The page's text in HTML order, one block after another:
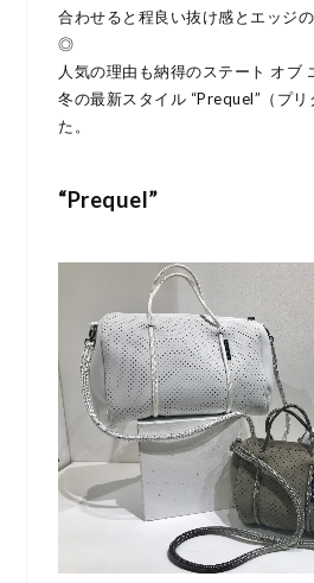
合わせると程良い抜け感とエッジ
◎
人気の理由も納得のステート オブ
冬の最新スタイル “Prequel”（プ
た。
“Prequel”